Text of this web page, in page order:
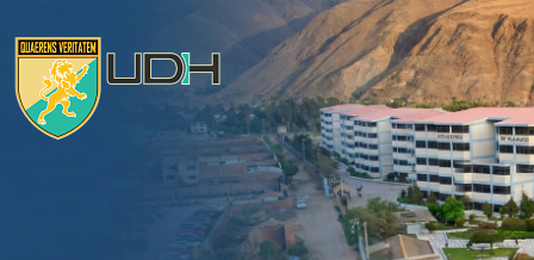
ListarGerencia en Servicios de Salud